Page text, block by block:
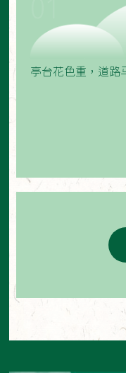
亭台花色重，道路